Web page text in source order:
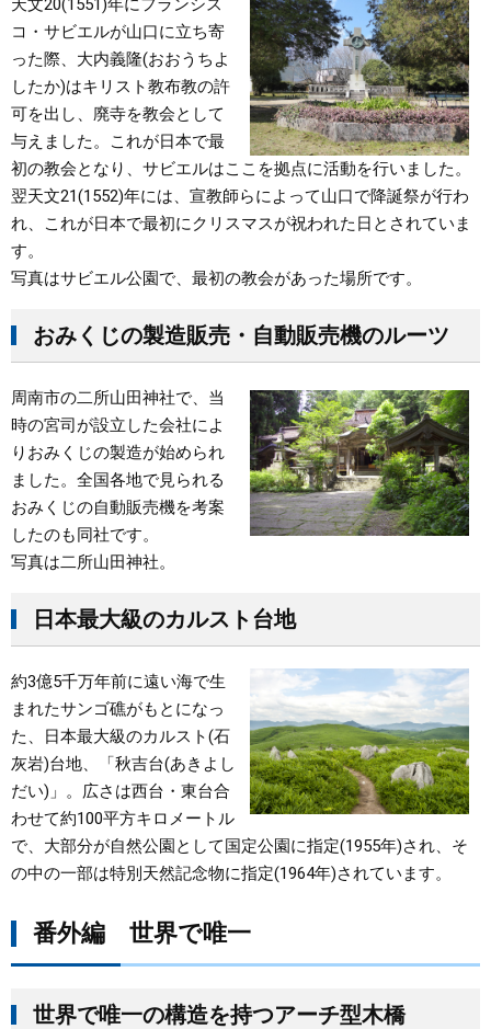
天文20(1551)年にフランシス
コ・サビエルが山口に立ち寄
った際、大内義隆(おおうちよ
したか)はキリスト教布教の許
可を出し、廃寺を教会として
与えました。これが日本で最
初の教会となり、サビエルはここを拠点に活動を行いました。
翌天文21(1552)年には、宣教師らによって山口で降誕祭が行わ
れ、これが日本で最初にクリスマスが祝われた日とされていま
す。
写真はサビエル公園で、最初の教会があった場所です。
おみくじの製造販売・自動販売機のルーツ
周南市の二所山田神社で、当
時の宮司が設立した会社によ
りおみくじの製造が始められ
ました。全国各地で見られる
おみくじの自動販売機を考案
したのも同社です。
写真は二所山田神社。
日本最大級のカルスト台地
約3億5千万年前に遠い海で生
まれたサンゴ礁がもとになっ
た、日本最大級のカルスト(石
灰岩)台地、「秋吉台(あきよし
だい)」。広さは西台・東台合
わせて約100平方キロメートル
で、大部分が自然公園として国定公園に指定(1955年)され、そ
の中の一部は特別天然記念物に指定(1964年)されています。
番外編 世界で唯一
世界で唯一の構造を持つアーチ型木橋